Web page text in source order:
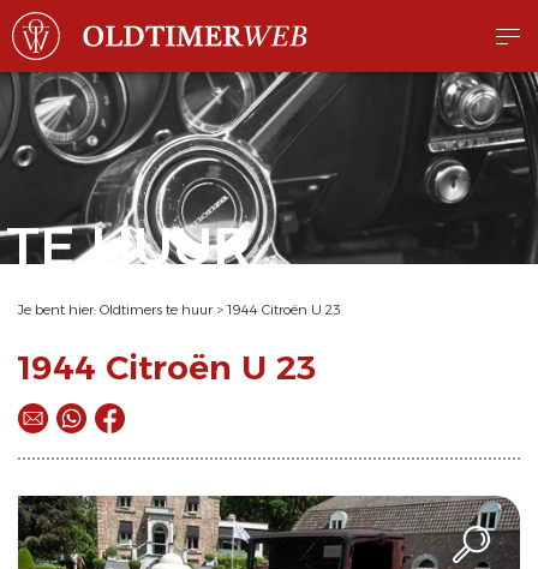
TE HUUR
Je bent hier: Oldtimers te huur > 1944 Citroën U 23
1944 Citroën U 23